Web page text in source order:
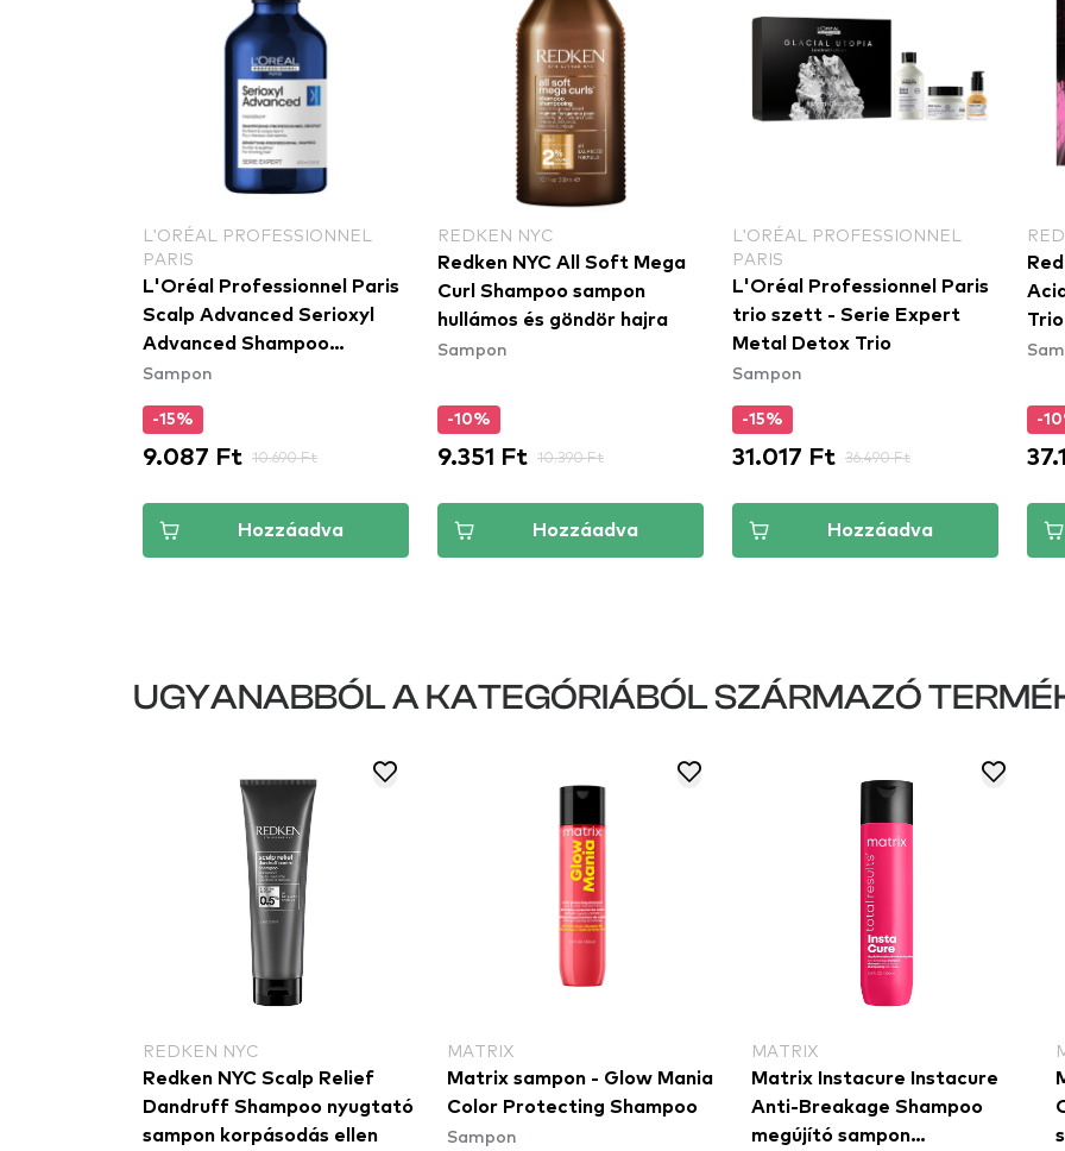
L'ORÉAL PROFESSIONNEL
PARIS
L'Oréal Professionnel Paris
Scalp Advanced Serioxyl
Advanced Shampoo
hajhullás elleni, növekedés
Sampon
-15%
9.087 Ft 10.690 Ft
Hozzáadva
REDKEN NYC
Redken NYC All Soft Mega
Curl Shampoo sampon
hullámos és göndör hajra
Sampon
-10%
9.351 Ft 10.390 Ft
Hozzáadva
L'ORÉAL PROFESSIONNEL
PARIS
L'Oréal Professionnel Paris
trio szett - Serie Expert
Metal Detox Trio
Sampon
-15%
31.017 Ft 36.490 Ft
Hozzáadva
-
UGYANABBÓL A KATEGÓRIÁBÓL SZÁRMAZÓ
REDKEN NYC
Redken NYC Scalp Relief
Dandruff Shampoo nyugtató
sampon korpásodás ellen
MATRIX
Matrix sampon - Glow Mania
Color Protecting Shampoo
Sampon
MATRIX
Matrix Instacure Instacure
Anti-Breakage Shampoo
megújító sampon